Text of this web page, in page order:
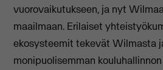
vuorovaikutukseen, ja nyt
maailmaan. Erilaiset
ekosysteemit tekevät Wilmasta
monipuolisemman